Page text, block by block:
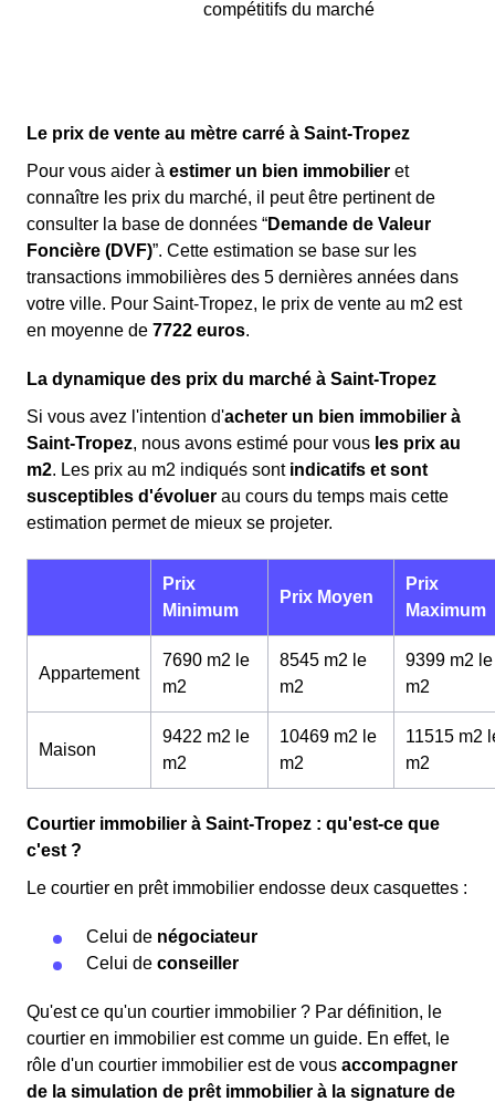
compétitifs du marché
Le prix de vente au mètre carré à Saint-Tropez
Pour vous aider à estimer un bien immobilier et
connaître les prix du marché, il peut être pertinent de
consulter la base de données “Demande de Valeur
Foncière (DVF)”. Cette estimation se base sur les
transactions immobilières des 5 dernières années dans
votre ville. Pour Saint-Tropez, le prix de vente au m2 est
en moyenne de 7722 euros.
La dynamique des prix du marché à Saint-Tropez
Si vous avez l'intention d'acheter un bien immobilier à
Saint-Tropez, nous avons estimé pour vous les prix au
m2. Les prix au m2 indiqués sont indicatifs et sont
susceptibles d'évoluer au cours du temps mais cette
estimation permet de mieux se projeter.
Prix
Minimum
Prix Moyen
Prix
Maximum
Appartement
7690 m2 le
m2
8545 m2 le
m2
9399 m2 le
m2
Maison
9422 m2 le
m2
10469 m2 le
m2
11515 m2
m2
Courtier immobilier à Saint-Tropez : qu'est-ce que
c'est ?
Le courtier en prêt immobilier endosse deux casquettes :
Celui de négociateur
Celui de conseiller
Qu'est ce qu'un courtier immobilier ? Par définition, le
courtier en immobilier est comme un guide. En effet, le
rôle d'un courtier immobilier est de vous accompagner
de la simulation de prêt immobilier à la signature de